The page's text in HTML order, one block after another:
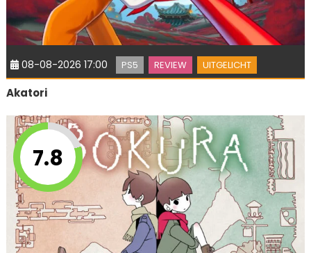
08-08-2026 17:00 PS5 REVIEW UITGELICHT
Akatori
7.8